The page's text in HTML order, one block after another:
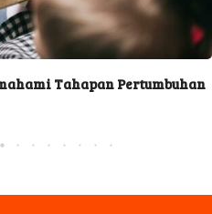
Tahapan Pertumbuhan